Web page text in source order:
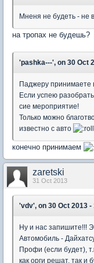
Мненя не будеть - не
на тропах не будешь?
'pashka---', on 30 Oct
Паджеру принимаете
Если успею
сие мероприятие!
Только можно
известно с авто
конечно принимаем
zaretski
31 Oct 2013
'vdv', on 30 Oct 2013 -
Ну и нас запишите!!!
Автомобиль -
Профи (если будет),
как орги решат, так и